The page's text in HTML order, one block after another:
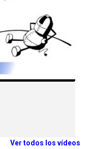
Ver todos los vídeos